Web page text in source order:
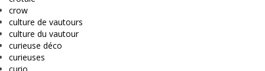
crow
culture de vautours
culture du vautour
curieuse déco
curieuses
curio